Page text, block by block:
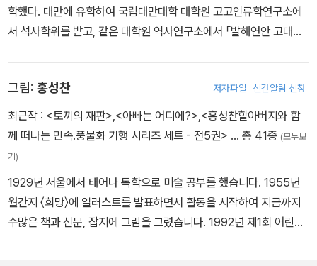
학했다. 대만에 유학하여 국립대만대학 대학원 고고인류학연구소에
서 석사학위를 받고, 같은 대학원 역사연구소에서 『발해연안 고대문
문화연구원 역사연구소 교수와 자료조사실장를 지냈다. 1996년 선
문대학교 역사학과 개설과 함께 교수로 옮긴 후 학과장, 고고연구소
장, 도서관장, 대학원장을 맡았다. 현재는 선문대학교 석좌교수로 있
으면서 동양고고학연구소 대표로 활동하고 있다. 주요활동으로는 ‘발
토성에서 하남위례성 왕궁유적을 발견하였고, 2002년에는 ‘아! 고구
려전’의 추진위원장을 맡아 서울 코엑스에서 전시회를 개최하였고,
광개토대왕릉비 연구에도 매진하고 있다. 저서로 『한국 고대문화의
그림: 홍성찬 저자파일 신간알림 신청
최근작 : <토끼의 재판>,<아빠는 어디에?>,<홍성찬할아버지와 함
께 떠나는 민속.풍물화 기행 시리즈 세트 - 전5권> … 총 41종 (모두보
기)
1929년 서울에서 태어나 독학으로 미술 공부를 했습니다. 1955년
월간지 〈희망〉에 일러스트를 발표하면서 활동을 시작하여 지금까지
수많은 책과 신문, 잡지에 그림을 그렸습니다. 1992년 제1회 어린이